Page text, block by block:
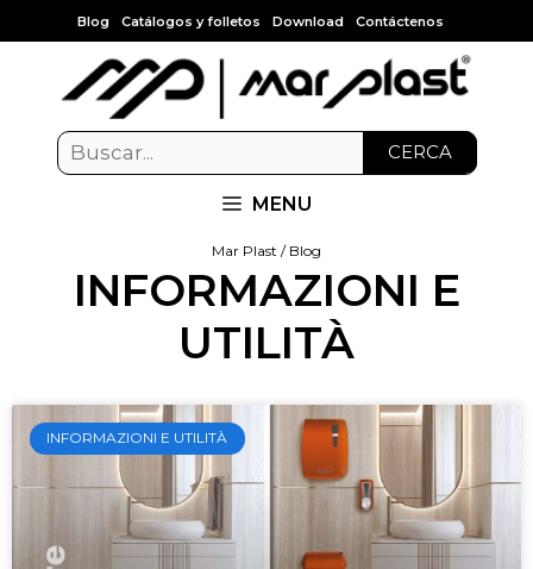
Blog Catálogos y folletos Download Contáctenos
CERCA
MENU
Mar Plast / Blog
INFORMAZIONI E
UTILITÀ
INFORMAZIONI E UTILITÀ